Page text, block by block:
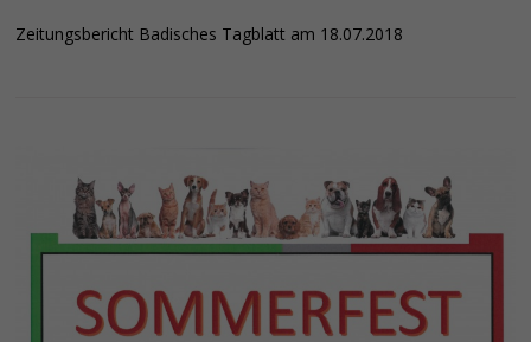
Zeitungsbericht Badisches Tagblatt am 18.07.2018